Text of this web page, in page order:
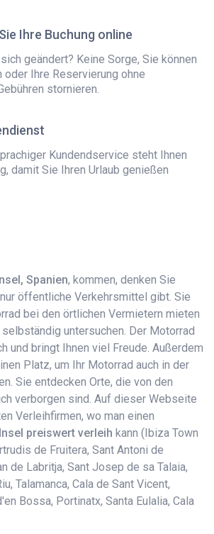
Ihre Buchung online
geändert? Keine Sorge, Sie können
oder Ihre Reservierung ohne
stornieren.
Kundendservice steht Ihnen
damit Sie Ihren Urlaub genießen
Spanien, kommen, denken Sie
öffentliche Verkehrsmittel gibt. Sie
bei den örtlichen Vermietern mieten
untersuchen. Der Motorrad
und bringt Ihnen viel Freude. Außerdem
Platz, um Ihr Motorrad auch in der
Sie entdecken Orte, die von den
verborgen sind. Auf dieser Webseite
Verleihfirmen, wo man einen
preiswert verleih kann (Ibiza Town
de Fruitera, Sant Antoni de
de Labritja, Sant Josep de sa Talaia,
Talamanca, Cala de Sant Vicent,
Bossa, Portinatx, Santa Eulalia, Cala